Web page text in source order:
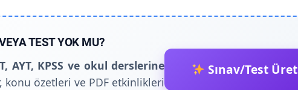
TEST YOK MU?
AYT, KPSS ve okul derslerine
konu özetleri ve PDF etkinlikleri
Sınav/Test Üret